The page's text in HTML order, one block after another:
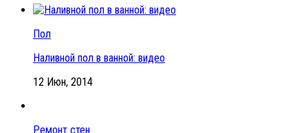
Пол
Наливной пол в ванной: видео
12 Июн, 2014
Ремонт стен